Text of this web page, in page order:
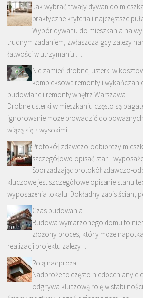
Jak wybrać trwały dywan do
praktyczne kryteria i najczęstsze
Wybór dywanu do mieszkania na
trudnym zadaniem, zwłaszcza gdy zależy
łatwości w utrzymaniu …
Nie zamień drobnej usterki w
kompleksowe remonty i
budowlane i remonty wnętrz Warszawa
Drobne usterki w mieszkaniu często są
ignorowanie może prowadzić do
wiążą się z wysokimi …
Protokół zdawczo-odbiorczy
szczegółowo opisać stan i
Sporządzając protokół zdawczo-
kluczowe jest szczegółowe opisanie stanu
wyposażenia lokalu. Dokładny zapis ścian,
Czas budowania
Budowa wymarzonego domu to nie
złożony proces, który może
realizacji projektu zależy …
Rolą nadproża
Nadproże to często niedoceniany
odgrywa kluczową rolę w